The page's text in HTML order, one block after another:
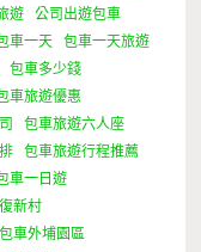
遊
公司出遊包車
車一天
包車一天旅遊
包車多少錢
車旅遊優惠
包車旅遊六人座
包車旅遊行程推薦
車一日遊
新村
車外埔園區